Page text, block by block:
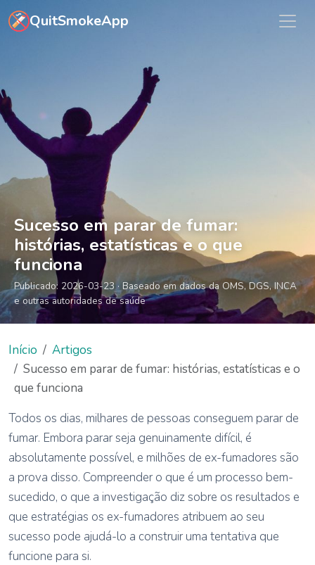
Saltar para o conteúdo principal
QuitSmokeApp
Sucesso em parar de fumar:
histórias, estatísticas e o que
funciona
Publicado: 2026-03-23· Baseado em dados da OMS, DGS, INCA
e outras autoridades de saúde
Início
Artigos
Sucesso em parar de fumar: histórias, estatísticas e o
que funciona
Todos os dias, milhares de pessoas conseguem parar de
fumar. Embora parar seja genuinamente difícil, é
absolutamente possível, e milhões de ex-fumadores são
a prova disso. Compreender o que é um processo bem-
sucedido, o que a investigação diz sobre os resultados e
que estratégias os ex-fumadores atribuem ao seu
sucesso pode ajudá-lo a construir uma tentativa que
funcione para si.